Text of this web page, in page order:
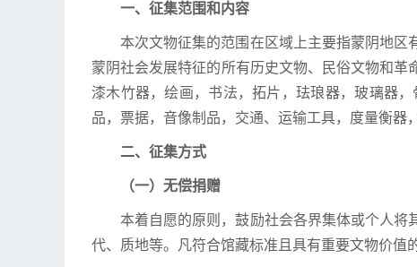
一、征集范围和内容
本次文物征集的范围在区域上主要指蒙阴地
蒙阴社会发展特征的所有历史文物、民俗文物和革
漆木竹器，绘画，书法，拓片，珐琅器，玻璃器
品，票据，音像制品，交通、运输工具，度量衡器
二、征集方式
（一）无偿捐赠
本着自愿的原则，鼓励社会各界集体或个人
代、质地等。凡符合馆藏标准且具有重要文物价值